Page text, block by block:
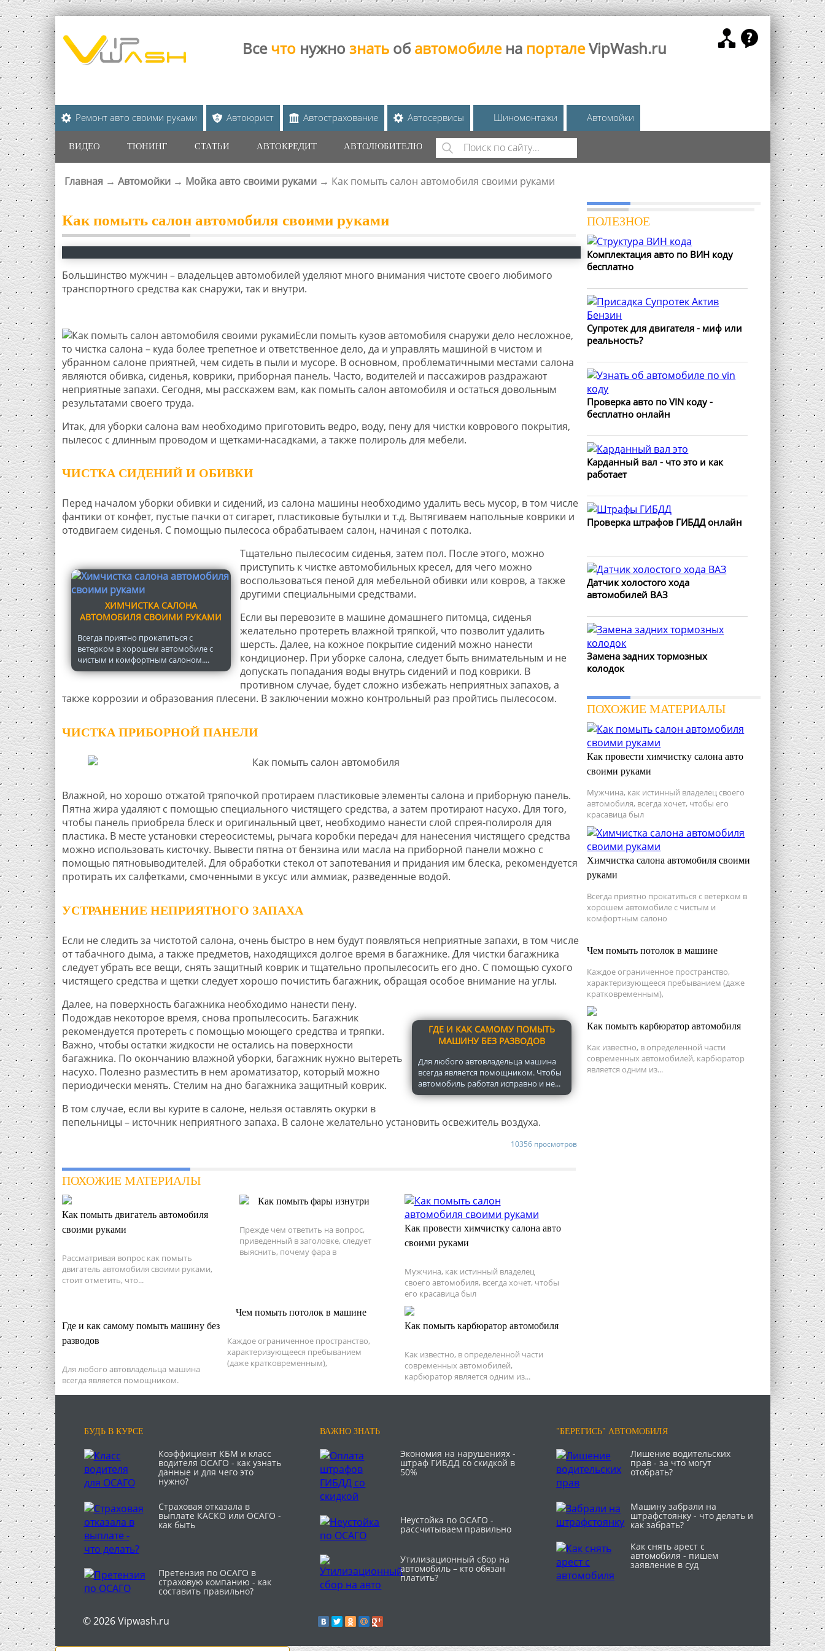
Все что нужно знать об автомобиле на порталеVipWash.ru
Ремонт авто своими руками Автоюрист Автострахование Автосервисы Шиномонтажи Автомойки
ВИДЕО ТЮНИНГ СТАТЬИ АВТОКРЕДИТ АВТОЛЮБИТЕЛЮ
ФОРМА ПОИСКА
Поиск
ВЫ ЗДЕСЬ
Главная → Автомойки → Мойка авто своими руками → Как помыть салон автомобиля своими руками
Как помыть салон автомобиля своими руками
Большинство мужчин – владельцев автомобилей уделяют много внимания чистоте своего любимого
транспортного средства как снаружи, так и внутри.
Если помыть кузов автомобиля снаружи дело несложное,
то чистка салона – куда более трепетное и ответственное дело, да и управлять машиной в чистом и
убранном салоне приятней, чем сидеть в пыли и мусоре. В основном, проблематичными местами салона
являются обивка, сиденья, коврики, приборная панель. Часто, водителей и пассажиров раздражают
неприятные запахи. Сегодня, мы расскажем вам, как помыть салон автомобиля и остаться довольным
результатами своего труда.
Итак, для уборки салона вам необходимо приготовить ведро, воду, пену для чистки коврового покрытия,
пылесос с длинным проводом и щетками-насадками, а также полироль для мебели.
ЧИСТКА СИДЕНИЙ И ОБИВКИ
Перед началом уборки обивки и сидений, из салона машины необходимо удалить весь мусор, в том числе
фантики от конфет, пустые пачки от сигарет, пластиковые бутылки и т.д. Вытягиваем напольные коврики и
отодвигаем сиденья. С помощью пылесоса обрабатываем салон, начиная с потолка.
ХИМЧИСТКА САЛОНА
АВТОМОБИЛЯ СВОИМИ РУКАМИ
Всегда приятно прокатиться с
ветерком в хорошем автомобиле с
чистым и комфортным салоном....
Тщательно пылесосим сиденья, затем пол. После этого, можно
приступить к чистке автомобильных кресел, для чего можно
воспользоваться пеной для мебельной обивки или ковров, а также
другими специальными средствами.
Если вы перевозите в машине домашнего питомца, сиденья
желательно протереть влажной тряпкой, что позволит удалить
шерсть. Далее, на кожное покрытие сидений можно нанести
кондиционер. При уборке салона, следует быть внимательным и не
допускать попадания воды внутрь сидений и под коврики. В
противном случае, будет сложно избежать неприятных запахов, а
также коррозии и образования плесени. В заключении можно контрольный раз пройтись пылесосом.
ЧИСТКА ПРИБОРНОЙ ПАНЕЛИ
Влажной, но хорошо отжатой тряпочкой протираем пластиковые элементы салона и приборную панель.
Пятна жира удаляют с помощью специального чистящего средства, а затем протирают насухо. Для того,
чтобы панель приобрела блеск и оригинальный цвет, необходимо нанести слой спрея-полироля для
пластика. В месте установки стереосистемы, рычага коробки передач для нанесения чистящего средства
можно использовать кисточку. Вывести пятна от бензина или масла на приборной панели можно с
помощью пятновыводителей. Для обработки стекол от запотевания и придания им блеска, рекомендуется
протирать их салфетками, смоченными в уксус или аммиак, разведенные водой.
УСТРАНЕНИЕ НЕПРИЯТНОГО ЗАПАХА
Если не следить за чистотой салона, очень быстро в нем будут появляться неприятные запахи, в том числе
от табачного дыма, а также предметов, находящихся долгое время в багажнике. Для чистки багажника
следует убрать все вещи, снять защитный коврик и тщательно пропылесосить его дно. С помощью сухого
чистящего средства и щетки следует хорошо почистить багажник, обращая особое внимание на углы.
ГДЕ И КАК САМОМУ ПОМЫТЬ
МАШИНУ БЕЗ РАЗВОДОВ
Для любого автовладельца машина
всегда является помощником. Чтобы
автомобиль работал исправно и не...
Далее, на поверхность багажника необходимо нанести пену.
Подождав некоторое время, снова пропылесосить. Багажник
рекомендуется протереть с помощью моющего средства и тряпки.
Важно, чтобы остатки жидкости не остались на поверхности
багажника. По окончанию влажной уборки, багажник нужно вытереть
насухо. Полезно разместить в нем ароматизатор, который можно
периодически менять. Стелим на дно багажника защитный коврик.
В том случае, если вы курите в салоне, нельзя оставлять окурки в
пепельницы – источник неприятного запаха. В салоне желательно установить освежитель воздуха.
10356 просмотров
ПОХОЖИЕ МАТЕРИАЛЫ
Как помыть двигатель автомобиля
своими руками
Рассматривая вопрос как помыть
двигатель автомобиля своими руками,
стоит отметить, что...
Как помыть фары изнутри
Прежде чем ответить на вопрос,
приведенный в заголовке, следует
выяснить, почему фара в
Как провести химчистку салона авто
своими руками
Мужчина, как истинный владелец
своего автомобиля, всегда хочет, чтобы
его красавица был
Где и как самому помыть машину без
разводов
Для любого автовладельца машина
всегда является помощником.
Чем помыть потолок в машине
Каждое ограниченное пространство,
характеризующееся пребыванием
(даже кратковременным),
Как помыть карбюратор автомобиля
Как известно, в определенной части
современных автомобилей,
карбюратор является одним из...
ПОЛЕЗНОЕ
Комплектация авто по ВИН коду
бесплатно
Супротек для двигателя - миф или
реальность?
Проверка авто по VIN коду -
бесплатно онлайн
Карданный вал - что это и как
работает
Проверка штрафов ГИБДД онлайн
Датчик холостого хода
автомобилей ВАЗ
Замена задних тормозных
колодок
ПОХОЖИЕ МАТЕРИАЛЫ
Как провести химчистку салона авто
своими руками
Мужчина, как истинный владелец своего
автомобиля, всегда хочет, чтобы его
красавица был
Химчистка салона автомобиля своими
руками
Всегда приятно прокатиться с ветерком в
хорошем автомобиле с чистым и
комфортным салоно
Чем помыть потолок в машине
Каждое ограниченное пространство,
характеризующееся пребыванием (даже
кратковременным),
Как помыть карбюратор автомобиля
Как известно, в определенной части
современных автомобилей, карбюратор
является одним из...
БУДЬ В КУРСЕ
Коэффициент КБМ и класс
водителя ОСАГО - как узнать
данные и для чего это
нужно?
Страховая отказала в
выплате КАСКО или ОСАГО -
как быть
Претензия по ОСАГО в
страховую компанию - как
составить правильно?
ВАЖНО ЗНАТЬ
Экономия на нарушениях -
штраф ГИБДД со скидкой в
50%
Неустойка по ОСАГО -
рассчитываем правильно
Утилизационный сбор на
автомобиль – кто обязан
платить?
"БЕРЕГИСЬ" АВТОМОБИЛЯ
Лишение водительских
прав - за что могут
отобрать?
Машину забрали на
штрафстоянку - что делать и
как забрать?
Как снять арест с
автомобиля - пишем
заявление в суд
© 2026 Vipwash.ru